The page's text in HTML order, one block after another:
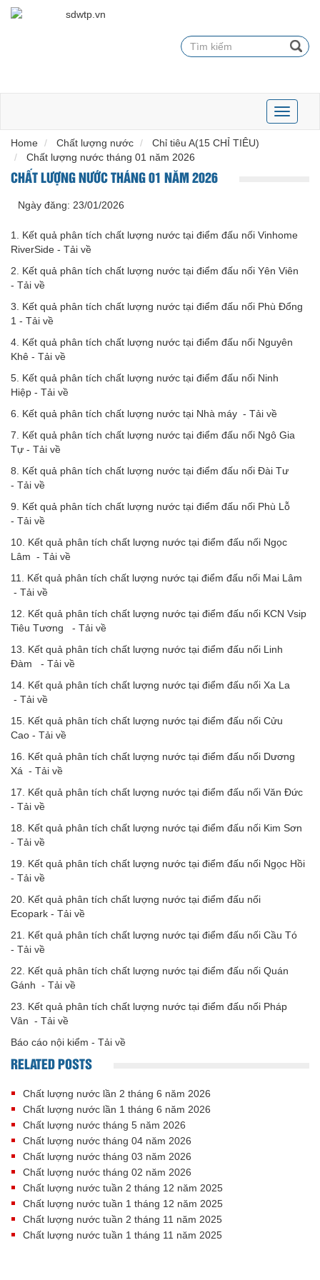
Toggle
Home
Chất lượng nước
Chỉ tiêu A(15 CHỈ TIÊU)
Chất lượng nước tháng 01 năm 2026
CHẤT LƯỢNG NƯỚC THÁNG 01 NĂM 2026
Ngày đăng: 23/01/2026
1. Kết quả phân tích chất lượng nước tại điểm đấu nối Vinhome
RiverSide - Tải về
2. Kết quả phân tích chất lượng nước tại điểm đấu nối Yên Viên
- Tải về
3. Kết quả phân tích chất lượng nước tại điểm đấu nối Phù Đổng
1 - Tải về
4. Kết quả phân tích chất lượng nước tại điểm đấu nối Nguyên
Khê - Tải về
5. Kết quả phân tích chất lượng nước tại điểm đấu nối Ninh
Hiệp - Tải về
6. Kết quả phân tích chất lượng nước tại Nhà máy - Tải về
7. Kết quả phân tích chất lượng nước tại điểm đấu nối Ngô Gia
Tự - Tải về
8. Kết quả phân tích chất lượng nước tại điểm đấu nối Đài Tư
- Tải về
9. Kết quả phân tích chất lượng nước tại điểm đấu nối Phù Lỗ
- Tải về
10. Kết quả phân tích chất lượng nước tại điểm đấu nối Ngọc
Lâm - Tải về
11. Kết quả phân tích chất lượng nước tại điểm đấu nối Mai Lâm
- Tải về
12. Kết quả phân tích chất lượng nước tại điểm đấu nối KCN Vsip
Tiêu Tương - Tải về
13. Kết quả phân tích chất lượng nước tại điểm đấu nối Linh
Đàm - Tải về
14. Kết quả phân tích chất lượng nước tại điểm đấu nối Xa La
- Tải về
15. Kết quả phân tích chất lượng nước tại điểm đấu nối Cửu
Cao - Tải về
16. Kết quả phân tích chất lượng nước tại điểm đấu nối Dương
Xá - Tải về
17. Kết quả phân tích chất lượng nước tại điểm đấu nối Văn Đức
- Tải về
18. Kết quả phân tích chất lượng nước tại điểm đấu nối Kim Sơn
- Tải về
19. Kết quả phân tích chất lượng nước tại điểm đấu nối Ngọc Hồi
- Tải về
20. Kết quả phân tích chất lượng nước tại điểm đấu nối
Ecopark - Tải về
21. Kết quả phân tích chất lượng nước tại điểm đấu nối Cầu Tó
- Tải về
22. Kết quả phân tích chất lượng nước tại điểm đấu nối Quán
Gánh - Tải về
23. Kết quả phân tích chất lượng nước tại điểm đấu nối Pháp
Vân - Tải về
Báo cáo nội kiểm - Tải về
RELATED POSTS
Chất lượng nước lần 2 tháng 6 năm 2026
Chất lượng nước lần 1 tháng 6 năm 2026
Chất lượng nước tháng 5 năm 2026
Chất lượng nước tháng 04 năm 2026
Chất lượng nước tháng 03 năm 2026
Chất lượng nước tháng 02 năm 2026
Chất lượng nước tuần 2 tháng 12 năm 2025
Chất lượng nước tuần 1 tháng 12 năm 2025
Chất lượng nước tuần 2 tháng 11 năm 2025
Chất lượng nước tuần 1 tháng 11 năm 2025